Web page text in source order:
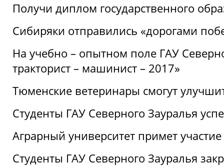
Получи диплом государственного
Сибиряки отправились «дорогами
На учебно – опытном поле ГАУ
тракторист – машинист – 2017»
Тюменские ветеринары смогут
Студенты ГАУ Северного Зауралья
Аграрный университет примет
Студенты ГАУ Северного Зауралья